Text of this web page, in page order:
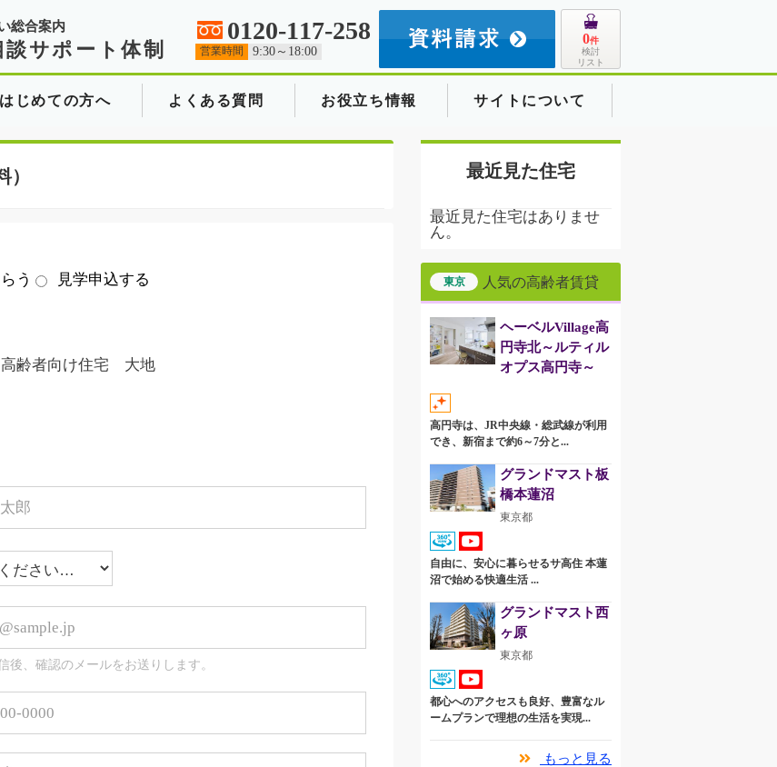
総合案内
サポート体制
0120-117-258
営業時間 9:30～18:00
0件
検討
リスト
はじめての方へ よくある質問 お役立ち情報 サイトについて
う 見学申込する
高齢者向け住宅 大地
後、確認のメールをお送りします。
最近見た住宅
最近見た住宅はありませ
ん。
東京 人気の高齢者賃貸
ヘーベルVillage高
円寺北～ルティル
オプス高円寺～
高円寺は、JR中央線・総武線が利用
でき、新宿まで約6～7分と...
グランドマスト板
橋本蓮沼
東京都
自由に、安心に暮らせるサ高住 本蓮
沼で始める快適生活 ...
グランドマスト西
ヶ原
東京都
都心へのアクセスも良好、豊富なル
ームプランで理想の生活を実現...
もっと見る